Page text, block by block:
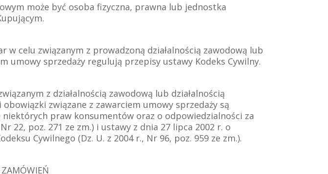
może być osoba fizyczna, prawna lub jednostka
w celu związanym z prowadzoną działalnością zawodową lub
umowy sprzedaży regulują przepisy ustawy Kodeks Cywilny.
z działalnością zawodową lub działalnością
związane z zawarciem umowy sprzedaży są
praw konsumentów oraz o odpowiedzialności za
22, poz. 271 ze zm.) i ustawy z dnia 27 lipca 2002 r. o
Cywilnego (Dz. U. z 2004 r., Nr 96, poz. 959 ze zm.).